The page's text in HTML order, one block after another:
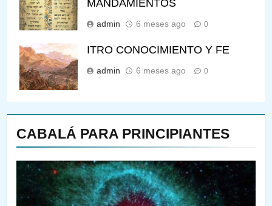
CABALÁ PARA PRINCIPIANTES
MANDAMIENTOS
admin 6 meses ago 0
ITRO CONOCIMIENTO Y FE
admin 6 meses ago 0